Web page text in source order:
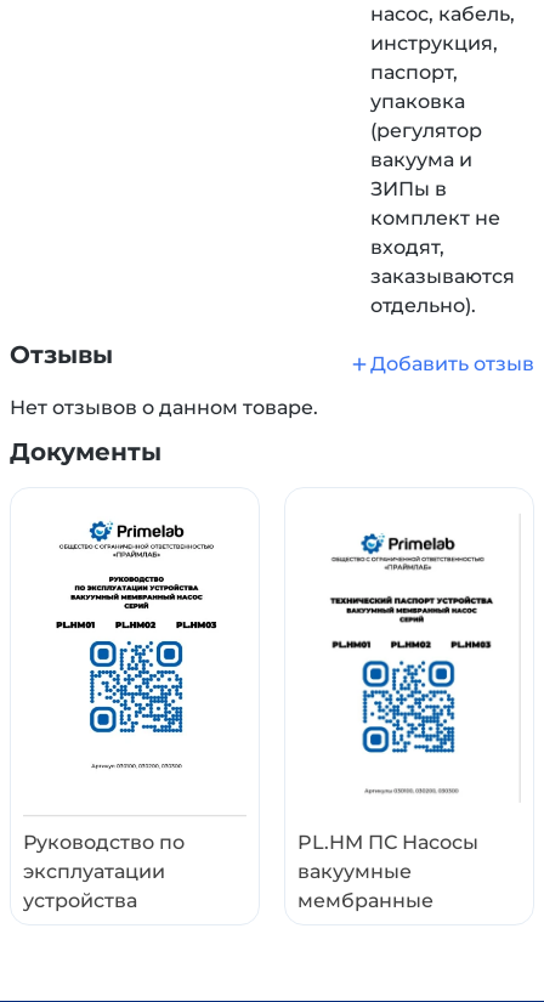
насос, кабель,
инструкция,
паспорт,
упаковка
(регулятор
вакуума и
ЗИПы в
комплект не
входят,
заказываются
отдельно).
Отзывы
Добавить отзыв
Нет отзывов о данном товаре.
Документы
Руководство по
эксплуатации
устройства
вакуумный
PL.HM ПС Насосы
вакуумные
мембранные
химически стойкие.